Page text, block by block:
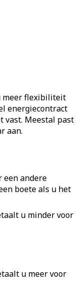
meer flexibiliteit
energiecontract
vast. Meestal past
aan.
een andere
boete als u het
u minder voor
u meer voor